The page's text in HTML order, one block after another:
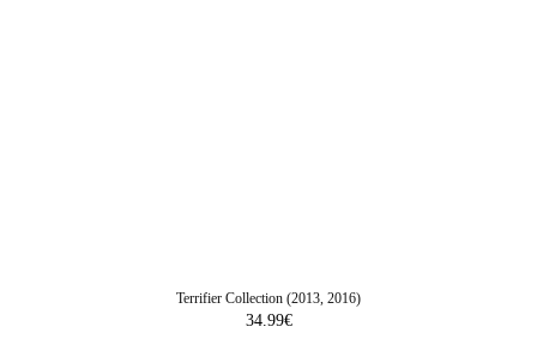
Terrifier Collection (2013, 2016)
34.99€